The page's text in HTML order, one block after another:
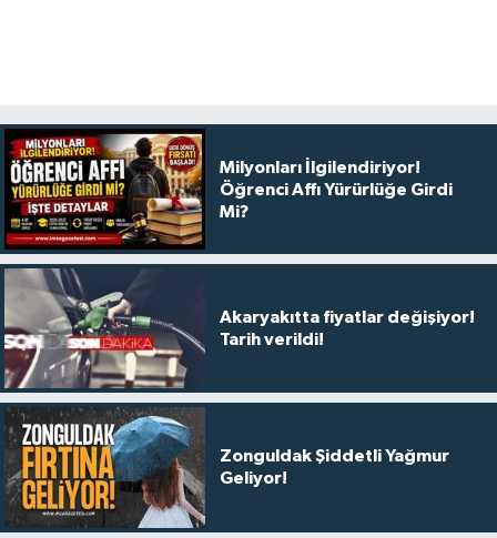
Milyonları İlgilendiriyor!
Öğrenci Affı Yürürlüğe Girdi
Mi?
Akaryakıtta fiyatlar değişiyor!
Tarih verildi!
Zonguldak Şiddetli Yağmur
Geliyor!